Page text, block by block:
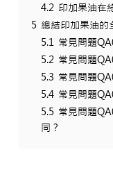
4.2 印加果油在
5 總結印加果油的
5.1 常見問題
5.2 常見問題
5.3 常見問題
5.4 常見問題
5.5 常見問題
同？